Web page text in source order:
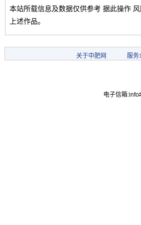
本站所载信息及数据仅供参考 据此操作
上述作品。
关于中肥网 - 服务
电子信箱